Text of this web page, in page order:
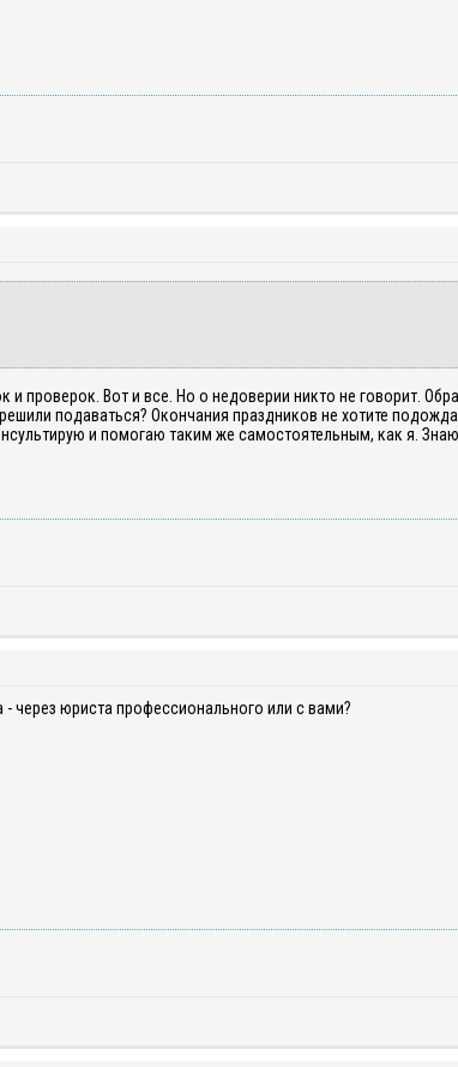
и проверок. Вот и все. Но о недоверии никто не говорит.
подаваться? Окончания праздников не хотите
и помогаю таким же самостоятельным, как я.
- через юриста профессионального или с вами?